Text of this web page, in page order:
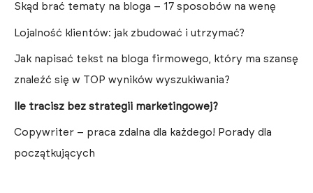
Skąd brać tematy na bloga – 17 sposobów na wenę
Lojalność klientów: jak zbudować i utrzymać?
Jak napisać tekst na bloga firmowego, który ma szansę
znaleźć się w TOP wyników wyszukiwania?
Ile tracisz bez strategii marketingowej?
Copywriter – praca zdalna dla każdego! Porady dla
początkujących